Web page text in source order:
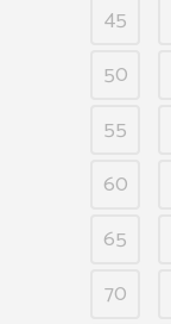
45
50
55
60
65
70